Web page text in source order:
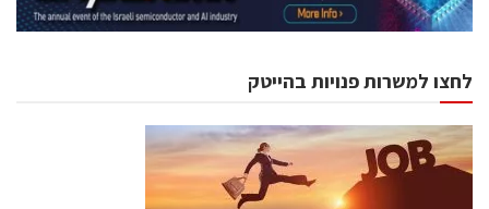
לחצו למשרות פנויות בהייטק